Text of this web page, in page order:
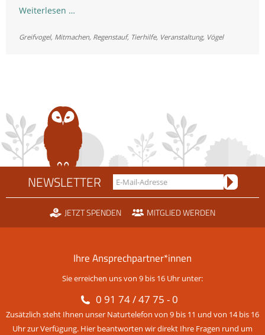
Weiterlesen …
Kulissen
Greifvogel, Mitmachen, Regenstauf, Tierhilfe, Veranstaltung, Vögel
NEWSLETTER
JETZT SPENDEN MITGLIED WERDEN
Ihre Ansprechpartner*innen
Sie erreichen uns von 9 bis 16 Uhr unter:
0 91 74 / 47 75 - 0
Zusätzlich steht Ihnen unser Naturtelefon von 9 bis 11 und von 14 bis 16
Uhr zur Verfügung. Hier beantworten wir direkt Ihre Fragen rund um